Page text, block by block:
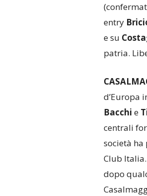
entry
e su
patria.
d’Europa
Bacchi e
centrali
società ha
Club
dopo